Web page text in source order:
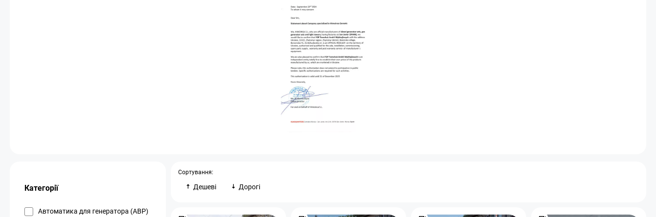
Категорії
Автоматика для генератора (АВР)
Сортування:
Дешеві Дорогі